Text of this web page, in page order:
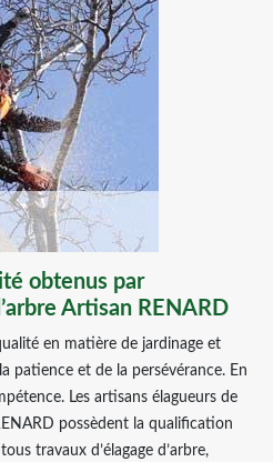
obtenus par
Artisan RENARD
en matière de jardinage et
patience et de la persévérance. En
Les artisans élagueurs de
possèdent la qualification
travaux d’élagage d’arbre,